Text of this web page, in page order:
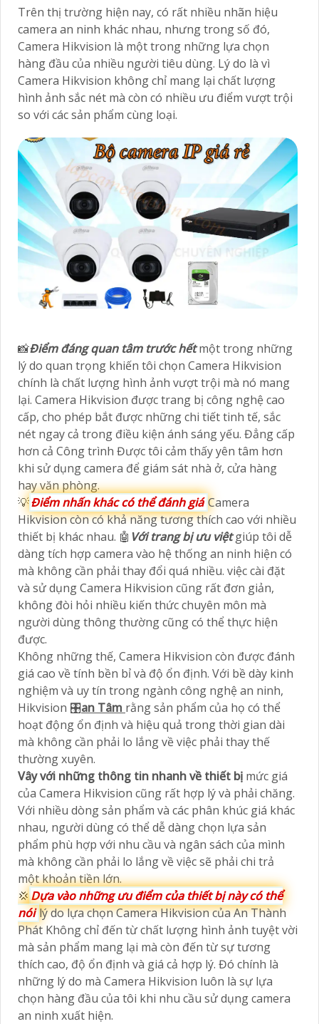
Trên thị trường hiện nay, có rất nhiều nhãn hiệu
camera an ninh khác nhau, nhưng trong số đó,
Camera Hikvision là một trong những lựa chọn
hàng đầu của nhiều người tiêu dùng. Lý do là vì
Camera Hikvision không chỉ mang lại chất lượng
hình ảnh sắc nét mà còn có nhiều ưu điểm vượt trội
so với các sản phẩm cùng loại.
📸Điểm đáng quan tâm trước hếtmột trong những
lý do quan trọng khiến tôi chọn Camera Hikvision
chính là chất lượng hình ảnh vượt trội mà nó mang
lại. Camera Hikvision được trang bị công nghệ cao
cấp, cho phép bắt được những chi tiết tinh tế, sắc
nét ngay cả trong điều kiện ánh sáng yếu. Đẳng cấp
hơn cả Công trình Được tôi cảm thấy yên tâm hơn
khi sử dụng camera để giám sát nhà ở, cửa hàng
hay văn phòng.
💡Điểm nhấn khác có thể đánh giáCamera
Hikvision còn có khả năng tương thích cao với nhiều
thiết bị khác nhau. 🤖️ Với trang bị ưu việtgiúp tôi dễ
dàng tích hợp camera vào hệ thống an ninh hiện có
mà không cần phải thay đổi quá nhiều. việc cài đặt
và sử dụng Camera Hikvision cũng rất đơn giản,
không đòi hỏi nhiều kiến thức chuyên môn mà
người dùng thông thường cũng có thể thực hiện
được.
Không những thế, Camera Hikvision còn được đánh
giá cao về tính bền bỉ và độ ổn định. Với bề dày kinh
nghiệm và uy tín trong ngành công nghệ an ninh,
Hikvision 🎛an Tâm rằng sản phẩm của họ có thể
hoạt động ổn định và hiệu quả trong thời gian dài
mà không cần phải lo lắng về việc phải thay thế
thường xuyên.
Vây với những thông tin nhanh về thiết bị mức giá
của Camera Hikvision cũng rất hợp lý và phải chăng.
Với nhiều dòng sản phẩm và các phân khúc giá khác
nhau, người dùng có thể dễ dàng chọn lựa sản
phẩm phù hợp với nhu cầu và ngân sách của mình
mà không cần phải lo lắng về việc sẽ phải chi trả
một khoản tiền lớn.
💢Dựa vào những ưu điểm của thiết bị này có thể
nóilý do lựa chọn Camera Hikvision của An Thành
Phát Không chỉ đến từ chất lượng hình ảnh tuyệt vời
mà sản phẩm mang lại mà còn đến từ sự tương
thích cao, độ ổn định và giá cả hợp lý. Đó chính là
những lý do mà Camera Hikvision luôn là sự lựa
chọn hàng đầu của tôi khi nhu cầu sử dụng camera
an ninh xuất hiện.